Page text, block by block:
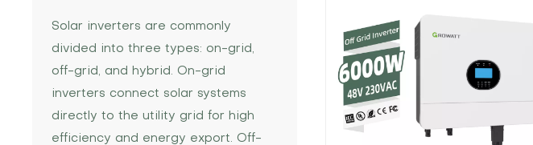
Solar inverters are commonly
divided into three types: on-grid,
off-grid, and hybrid. On-grid
inverters connect solar systems
directly to the utility grid for high
efficiency and energy export. Off-